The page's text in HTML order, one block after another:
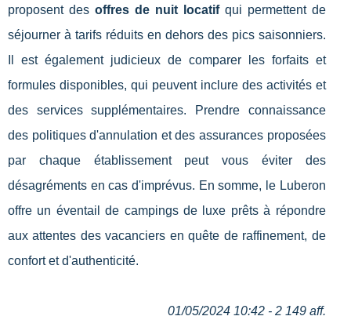
proposent des offres de nuit locatifqui permettent de
séjourner à tarifs réduits en dehors des pics saisonniers.
Il est également judicieux de comparer les forfaits et
formules disponibles, qui peuvent inclure des activités et
des services supplémentaires. Prendre connaissance
des politiques d'annulation et des assurances proposées
par chaque établissement peut vous éviter des
désagréments en cas d'imprévus. En somme, le Luberon
offre un éventail de campings de luxe prêts à répondre
aux attentes des vacanciers en quête de raffinement, de
confort et d'authenticité.
01/05/2024 10:42 - 2 149 aff.